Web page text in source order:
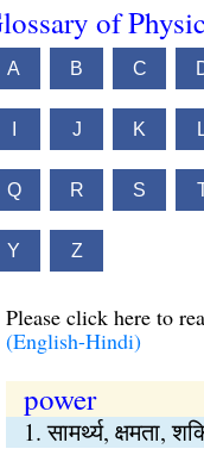
of
A B C
J K
Q R S
Y Z
Please click here to
(English-Hindi)
power
1. सामर्थ्य, क्षमता,